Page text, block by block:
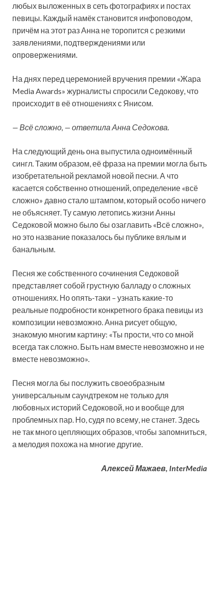
любых выложенных в сеть фотографиях и постах
певицы. Каждый намёк становится инфоповодом,
причём на этот раз Анна не торопится с резкими
заявлениями, подтверждениями или
опровержениями.
На днях перед церемонией вручения премии «Жара
Media Awards» журналисты спросили Седокову, что
происходит в её отношениях с Янисом.
— Всё сложно, — ответила Анна Седокова.
На следующий день она выпустила одноимённый
сингл. Таким образом, её фраза на премии могла быть
изобретательной рекламой новой песни. А что
касается собственно отношений, определение «всё
сложно» давно стало штампом, который особо ничего
не объясняет. Ту самую летопись жизни Анны
Седоковой можно было бы озаглавить «Всё сложно»,
но это название показалось бы публике вялым и
банальным.
Песня же собственного сочинения Седоковой
представляет собой грустную балладу о сложных
отношениях. Но опять-таки – узнать какие-то
реальные подробности конкретного брака певицы из
композиции невозможно. Анна рисует общую,
знакомую многим картину: «Ты прости, что со мной
всегда так сложно. Быть нам вместе невозможно и не
вместе невозможно».
Песня могла бы послужить своеобразным
универсальным саундтреком не только для
любовных историй Седоковой, но и вообще для
проблемных пар. Но, судя по всему, не станет. Здесь
не так много цепляющих образов, чтобы запомниться,
а мелодия похожа на многие другие.
Алексей Мажаев, InterMedia